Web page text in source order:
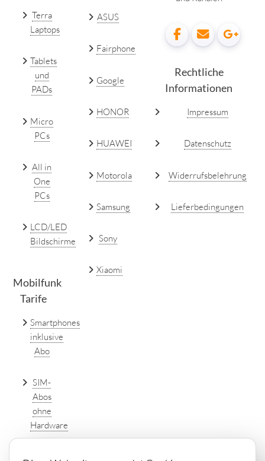
Terra
Laptops
Tablets
und
PADs
Micro
PCs
All in
One
PCs
LCD/LED
Bildschirme
Mobilfunk
Tarife
Smartphones
inklusive
Abo
SIM-
Abos
ohne
Hardware
ASUS
Fairphone
Google
HONOR
HUAWEI
Motorola
Samsung
Sony
Xiaomi
Rechtliche
Informationen
Impressum
Datenschutz
Widerrufsbelehrung
Lieferbedingungen